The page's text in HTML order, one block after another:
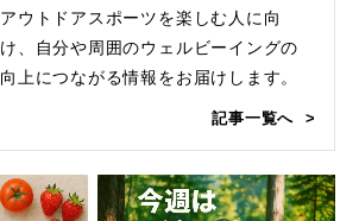
アウトドアスポーツを楽しむ人に向
け、自分や周囲のウェルビーイングの
向上につながる情報をお届けします。
記事一覧へ